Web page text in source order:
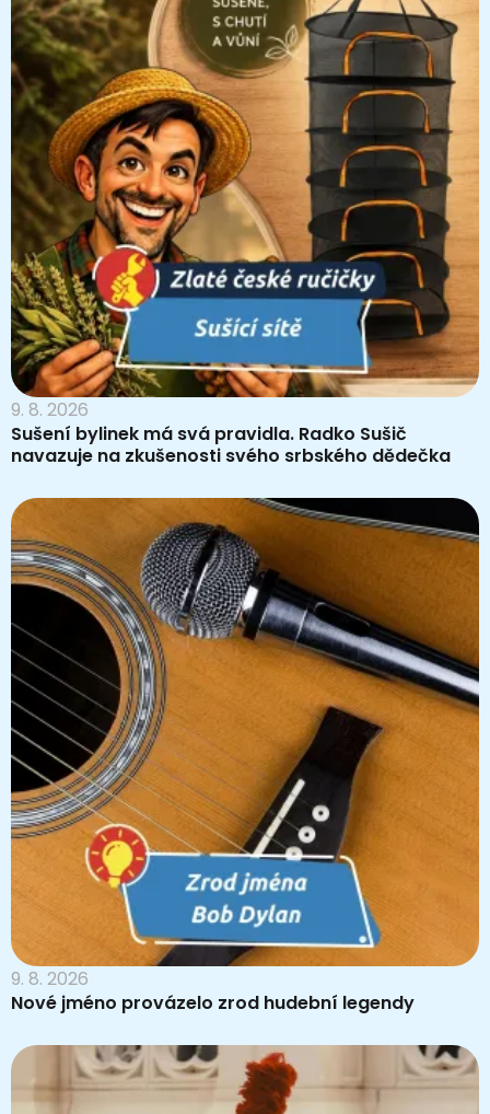
9. 8. 2026
Sušení bylinek má svá pravidla. Radko Sušič
navazuje na zkušenosti svého srbského dědečka
9. 8. 2026
Nové jméno provázelo zrod hudební legendy